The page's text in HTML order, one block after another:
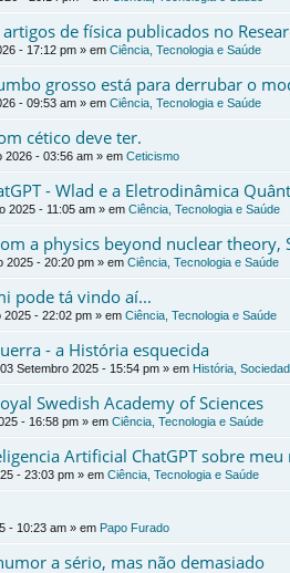
de física publicados no
- 17:12 pm » em Ciência, Tecnologia e Saúde
grosso está para derrubar o
- 09:53 am » em Ciência, Tecnologia e Saúde
cético deve ter.
2026 - 03:56 am » em Ceticismo
- Wlad e a Eletrodinâmica
2025 - 11:05 am » em Ciência, Tecnologia e Saúde
a physics beyond nuclear theory,
2025 - 20:20 pm » em Ciência, Tecnologia e Saúde
pode tá vindo aí...
2025 - 22:02 pm » em Ciência, Tecnologia e Saúde
- a História esquecida
Setembro 2025 - 15:54 pm » em História,
Swedish Academy of Sciences
- 16:58 pm » em Ciência, Tecnologia e Saúde
Artificial ChatGPT sobre
- 23:03 pm » em Ciência, Tecnologia e Saúde
- 10:23 am » em Papo Furado
a sério, mas não demasiado